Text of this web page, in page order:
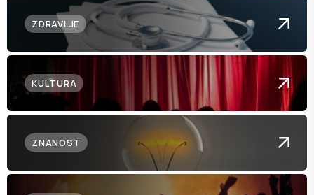
ZDRAVLJE
KULTURA
ZNANOST